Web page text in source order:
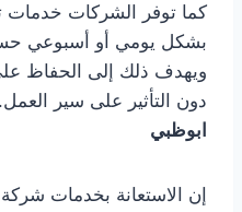
كما توفر الشركات خدمات
بشكل يومي أو أسبوعي
ويهدف ذلك إلى الحفاظ
دون التأثير على سير العمل.
ابوظبي
إن الاستعانة بخدمات